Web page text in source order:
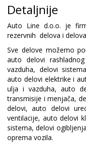
Detaljnije
Auto Line d.o.o. je
rezervnih delova i
Sve delove možemo
auto delovi
vazduha, delovi
auto delovi elektrike i
ulja i vazduha, auto
transmisije i menjača,
delovi, auto delovi
ventilacije, auto delovi
sistema, delovi
oprema vozila.